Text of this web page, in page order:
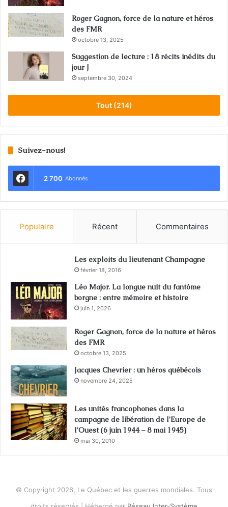
Roger Gagnon, force de la nature et héros
des FMR
octobre 13, 2025
Suggestion de lecture : 18 récits inédits du
jour J
septembre 30, 2024
Tout (214)
Suivez-nous!
2 700 Abonnés
Populaire Récent Commentaires
Les exploits du lieutenant Champagne
février 18, 2016
Léo Major. La longue nuit du fantôme
borgne : entre mémoire et histoire
juin 1, 2026
Roger Gagnon, force de la nature et héros
des FMR
octobre 13, 2025
Jacques Chevrier : un héros québécois
novembre 24, 2025
Les unités francophones dans la
campagne de libération de l’Europe de
l’Ouest (6 juin 1944 – 8 mai 1945)
mai 30, 2010
© Copyright 2026, Le Québec et les guerres mondiales. Tous